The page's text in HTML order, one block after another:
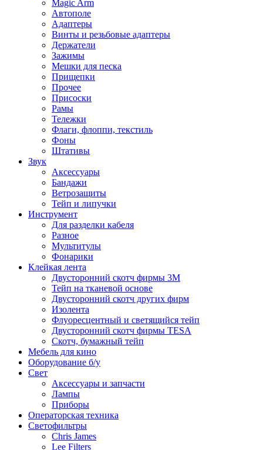
Magic Arm
Автополе
Адаптеры
Винты и резьбовые адаптеры
Держатели
Зажимы
Мешки для песка
Прищепки
Прочее
Присоски
Рамы
Тележки
Флаги, флоппи, текстиль
Фоны
Штативы
Звук
Аксессуары
Бандажи
Ветрозащиты
Тейп и липучки
Инструмент
Для разделки кабеля
Разное
Мультитулы
Фонарики
Клейкая лента
Двусторонний скотч фирмы 3M
Тейп на тканевой основе
Двусторонний скотч других фирм
Изолента
Флуоресцентный и светящийся тейп
Двусторонний скотч фирмы TESA
Скотч, бумажный тейп
Мебель для кино
Оборудование б/у
Свет
Аксессуары и запчасти
Лампы
Приборы
Операторская техника
Светофильтры
Chris James
Lee Filters